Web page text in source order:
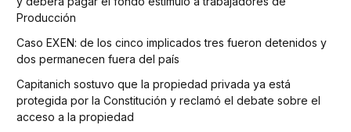
Producción
Caso EXEN: de los cinco implicados tres fueron detenidos y
dos permanecen fuera del país
Capitanich sostuvo que la propiedad privada ya está
protegida por la Constitución y reclamó el debate sobre el
acceso a la propiedad